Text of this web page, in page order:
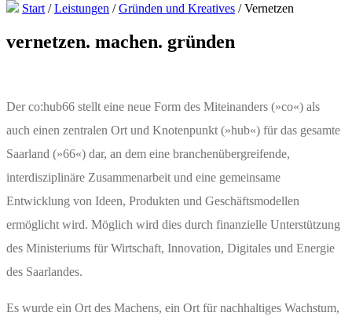
Start /Leistungen /Gründen und Kreatives /Vernetzen
vernetzen. machen. gründen
Der co:hub66 stellt eine neue Form des Miteinanders (»co«) als
auch einen zentralen Ort und Knotenpunkt (»hub«) für das gesamte
Saarland (»66«) dar, an dem eine branchenübergreifende,
interdisziplinäre Zusammenarbeit und eine gemeinsame
Entwicklung von Ideen, Produkten und Geschäftsmodellen
ermöglicht wird. Möglich wird dies durch finanzielle Unterstützung
des Ministeriums für Wirtschaft, Innovation, Digitales und Energie
des Saarlandes.
Es wurde ein Ort des Machens, ein Ort für nachhaltiges Wachstum,